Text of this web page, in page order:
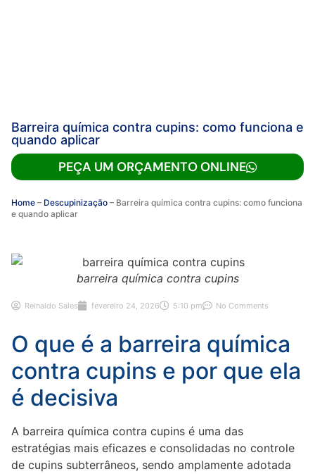
Barreira química contra cupins: como funciona e
quando aplicar
PEÇA UM ORÇAMENTO ONLINE
Home – Descupinização – Barreira química contra cupins: como funciona
e quando aplicar
barreira química contra cupins
Reinaldo Sales fevereiro 24, 2026 5:10 pm No Comments
O que é a barreira química
contra cupins e por que ela
é decisiva
A barreira química contra cupins é uma das
estratégias mais eficazes e consolidadas no controle
de cupins subterrâneos, sendo amplamente adotada